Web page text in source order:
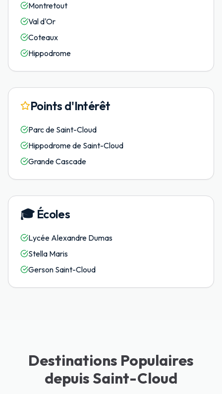
Montretout
Val d'Or
Coteaux
Hippodrome
Points d'Intérêt
Parc de Saint-Cloud
Hippodrome de Saint-Cloud
Grande Cascade
🎓 Écoles
Lycée Alexandre Dumas
Stella Maris
Gerson Saint-Cloud
Destinations Populaires
depuis Saint-Cloud